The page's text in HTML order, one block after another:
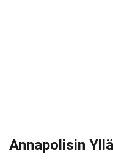
Annapolisin